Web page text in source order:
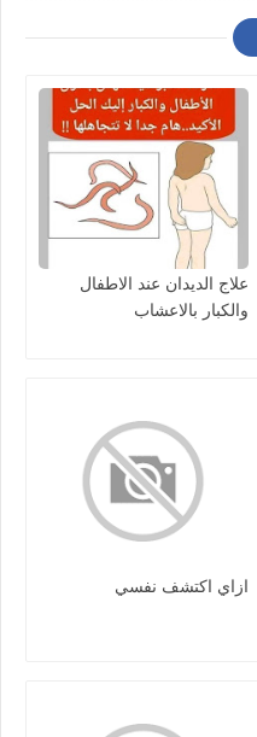
علاج الديدان عند الاطفال
والكبار بالاعشاب
ازاي اكتشف نفسي